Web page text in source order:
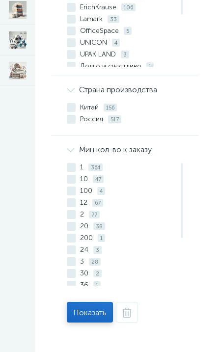
ErichKrause 106
Lamark 33
OfficeSpace 5
UNICON 4
UPAK LAND 3
Долго и счастливо 1
Имидж 2
Канцбург 7
Полиграф
Сима-ленд
Стамм 2
Учитель 7
Страна производства
Китай 156
Россия 517
Мин кол-во к заказу
1 364
10 47
100 4
12 67
2 77
20 38
200 1
24 3
3 28
30 2
36 1
Показать